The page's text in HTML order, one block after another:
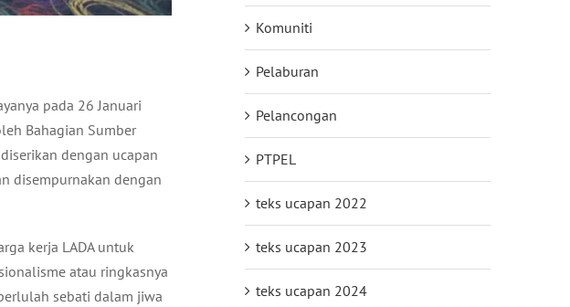
pada 26 Januari
Bahagian Sumber
dengan ucapan
disempurnakan dengan
kerja LADA untuk
atau ringkasnya
sebati dalam jiwa
Komuniti
Pelaburan
Pelancongan
PTPEL
teks ucapan 2022
teks ucapan 2023
teks ucapan 2024